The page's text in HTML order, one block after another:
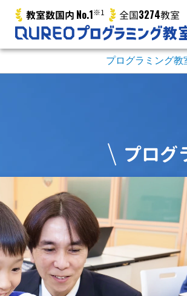
教室数国内 No.1※1 全国3274教室
プログラミング教
プログ